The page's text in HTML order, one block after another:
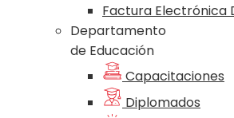
Factura Electrónica
Departamento
de Educación
Capacitaciones
Diplomados